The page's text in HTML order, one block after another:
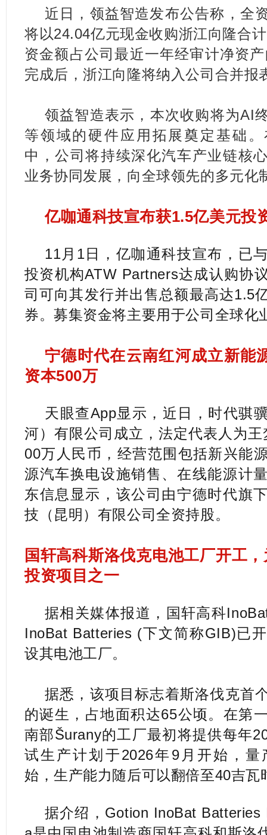
近日，领益智造发布公告称，全
将以24.04亿元现金收购浙江向隆合
资金额占公司最近一年经审计净资
完成后，浙江向隆将纳入公司合并报
领益智造表示，本次收购将为AI
等领域的硬件应用拓展奠定基础
中，公司将持续深化汽车产业链核
业务协同发展，向全球领先的多元化
亿咖通科技宣布获1.5亿美元投
11月1日，亿咖通科技宣布，已
投资机构ATW Partners达成认购协
司可向其发行并出售总额最高达1.5
券。募集资金将主要用于公司全球化
宁德时代在云南红河成立新能
资本500万
天眼查App显示，近日，时代骐
河）有限公司成立，法定代表人为
00万人民币，经营范围包括新兴能
源汽车换电设施销售、在线能源计
东信息显示，该公司由宁德时代旗
技（昆明）有限公司全资持股。
国轩高科斯洛伐克电池工厂开工
投资项目之一
据相关媒体报道，国轩高科
InoBat Batteries (下文简称GIB)已
设其电池工厂。
据悉，该项目标志着斯洛伐克首
的诞生，占地面积达65公顷。在第
南部Šurany的工厂最初将提供每年
试生产计划于2026年9月开始，量
始，生产能力随后可以翻倍至40吉瓦
据介绍，Gotion InoBat Batteries